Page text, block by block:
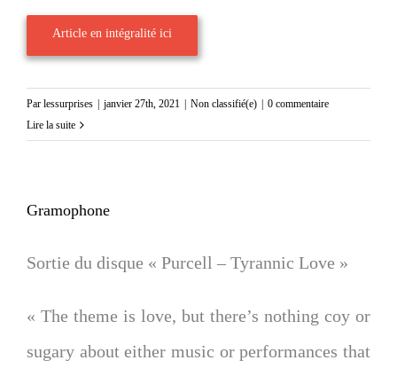
Article en intégralité ici
Par lessurprises janvier 27th, 2021 Non classifié(e)
0 commentaire
Lire la suite
Gramophone
Sortie du disque « Purcell – Tyrannic Love »
« The theme is love, but there’s nothing coy or
sugary about either music or performances that